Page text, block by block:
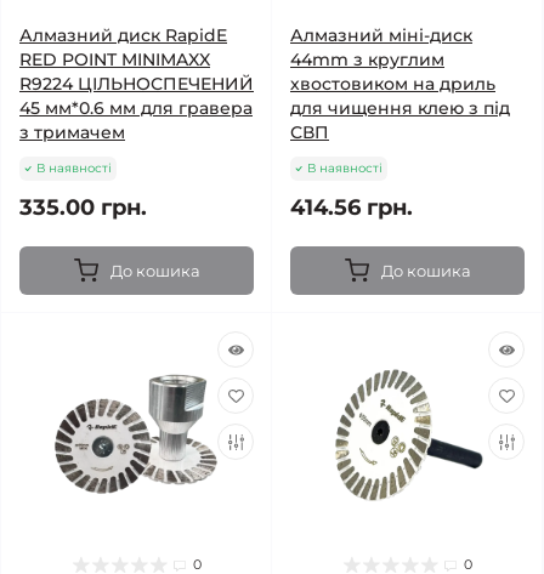
Алмазний диск RapidE
RED POINT MINIMAXX
R9224 ЦІЛЬНОСПЕЧЕНИЙ
45 мм*0.6 мм для гравера
з тримачем
В наявності
335.00 грн.
До кошика
Алмазний міні-диск
44mm з круглим
хвостовиком на дриль
для чищення клею з під
СВП
В наявності
414.56 грн.
До кошика
0 0